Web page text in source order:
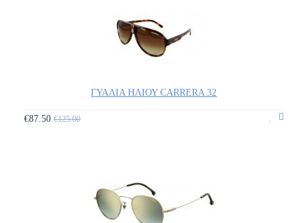
ΓΥΑΛΙΑ ΗΛΙΟΥ CARRERA 32
€87.50€125.00